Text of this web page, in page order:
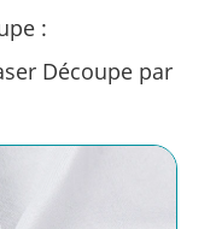
:
Découpe par